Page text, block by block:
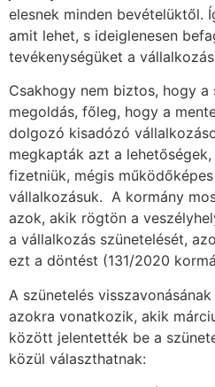
elesnek minden bevételüktől.
amit lehet, s ideiglenesen
tevékenységüket a
Csakhogy nem biztos, hogy a
megoldás, főleg, hogy a
dolgozó kisadózó
megkapták azt a
fizetniük, mégis
vállalkozásuk. A kormány
azok, akik rögtön a
a vállalkozás szünetelését,
ezt a döntést (131/2020
A szünetelés
azokra vonatkozik, akik
között jelentették be a
közül választhatnak: